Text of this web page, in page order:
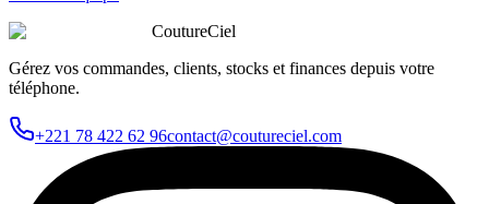
CoutureCiel
Gérez vos commandes, clients, stocks et finances depuis votre
téléphone.
+221 78 422 62 96contact@coutureciel.com